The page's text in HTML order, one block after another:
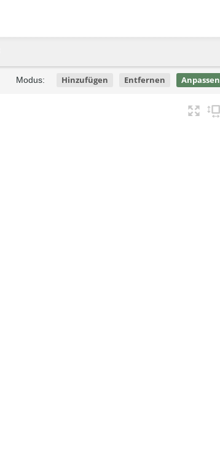
Modus: Hinzufügen Entfernen Anpassen